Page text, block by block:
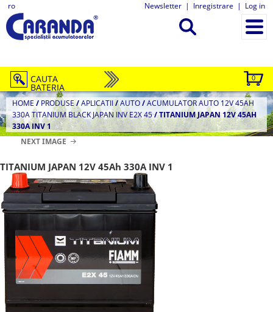
ro Newsletter | Inregistrare | Log in
0
CAUTA
BATERIA
HOME / PRODUSE/APLICATII/AUTO/ACUMULATOR AUTO 12V 45AH
330A TITANIUM BLACK JAPAN INV E2X 45/TITANIUM JAPAN 12V 45AH
330A INV 1
NEXT IMAGE
TITANIUM JAPAN 12V 45Ah 330A INV 1